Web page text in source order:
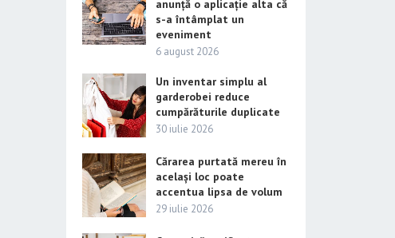
anunță o aplicație alta că
s-a întâmplat un
eveniment
6 august 2026
Un inventar simplu al
garderobei reduce
cumpărăturile duplicate
30 iulie 2026
Cărarea purtată mereu în
același loc poate
accentua lipsa de volum
29 iulie 2026